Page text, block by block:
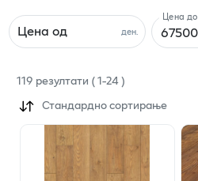
ден.
Цена од
Цена до
119 резултати (1-24)
Стандардно сортирање